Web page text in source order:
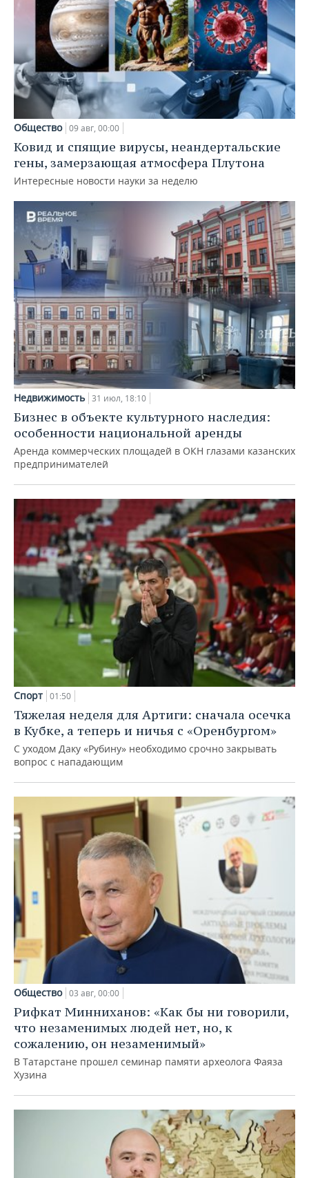
Общество 09 авг, 00:00
Ковид и спящие вирусы, неандертальские
гены, замерзающая атмосфера Плутона
Интересные новости науки за неделю
Недвижимость 31 июл, 18:10
Бизнес в объекте культурного наследия:
особенности национальной аренды
Аренда коммерческих площадей в ОКН глазами казанских
предпринимателей
Спорт 01:50
Тяжелая неделя для Артиги: сначала осечка
в Кубке, а теперь и ничья с «Оренбургом»
С уходом Даку «Рубину» необходимо срочно закрывать
вопрос с нападающим
Общество 03 авг, 00:00
Рифкат Минниханов: «Как бы ни говорили,
что незаменимых людей нет, но, к
сожалению, он незаменимый»
В Татарстане прошел семинар памяти археолога Фаяза
Хузина